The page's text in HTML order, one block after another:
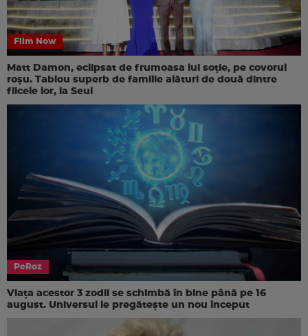
Film Now
Matt Damon, eclipsat de frumoasa lui soție, pe covorul
roșu. Tablou superb de familie alături de două dintre
fiicele lor, la Seul
PeRoz
Viața acestor 3 zodii se schimbă în bine până pe 16
august. Universul le pregătește un nou început